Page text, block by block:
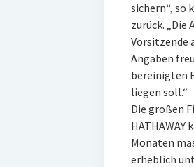
sichern“, so
zurück.
Vorsitzende
Angaben
bereinigten
liegen soll.“
Die großen
Monaten
erheblich